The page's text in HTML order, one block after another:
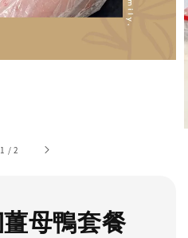
1 /2
母鴨套餐